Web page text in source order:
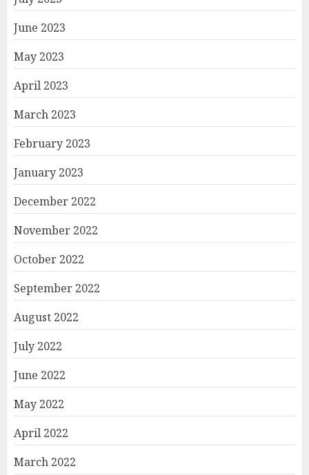
June 2023
May 2023
April 2023
March 2023
February 2023
January 2023
December 2022
November 2022
October 2022
September 2022
August 2022
July 2022
June 2022
May 2022
April 2022
March 2022